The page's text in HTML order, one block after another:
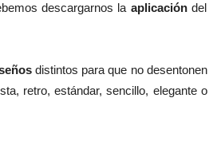
descargarnos la aplicacióndel
distintos para que no desentonen
retro, estándar, sencillo, elegante o